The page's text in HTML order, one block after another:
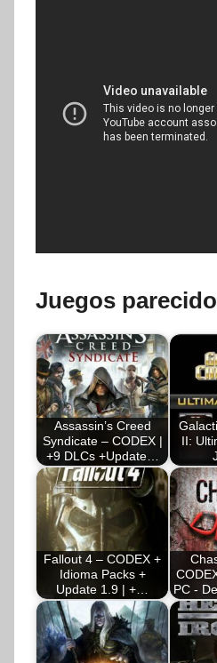
Juegos
Assassin’s Creed
Syndicate – CODEX |
+9 DLCs +Update…
II:
Fallout 4 – CODEX +
Idioma Packs +
Update 1.9 | +…
PC -